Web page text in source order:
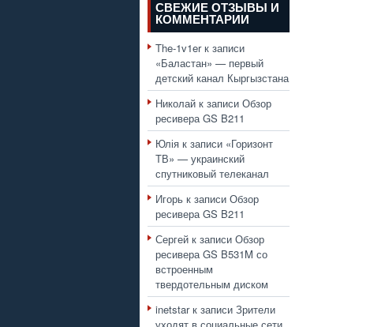
СВЕЖИЕ ОТЗЫВЫ И
КОММЕНТАРИИ
The-1v1erк записи
«Баластан» — первый
детский канал Кыргызстана
Николай к записи Обзор
ресивера GS B211
Юлія к записи «Горизонт
ТВ» — украинский
спутниковый телеканал
Игорь к записи Обзор
ресивера GS B211
Сергей к записи Обзор
ресивера GS B531M со
встроенным
твердотельным диском
inetstarк записи Зрители